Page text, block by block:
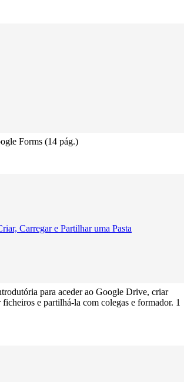
Forms (14 pág.)
Carregar e Partilhar uma Pasta
para aceder ao Google Drive, criar
ficheiros e partilhá-la com colegas e formador. 1